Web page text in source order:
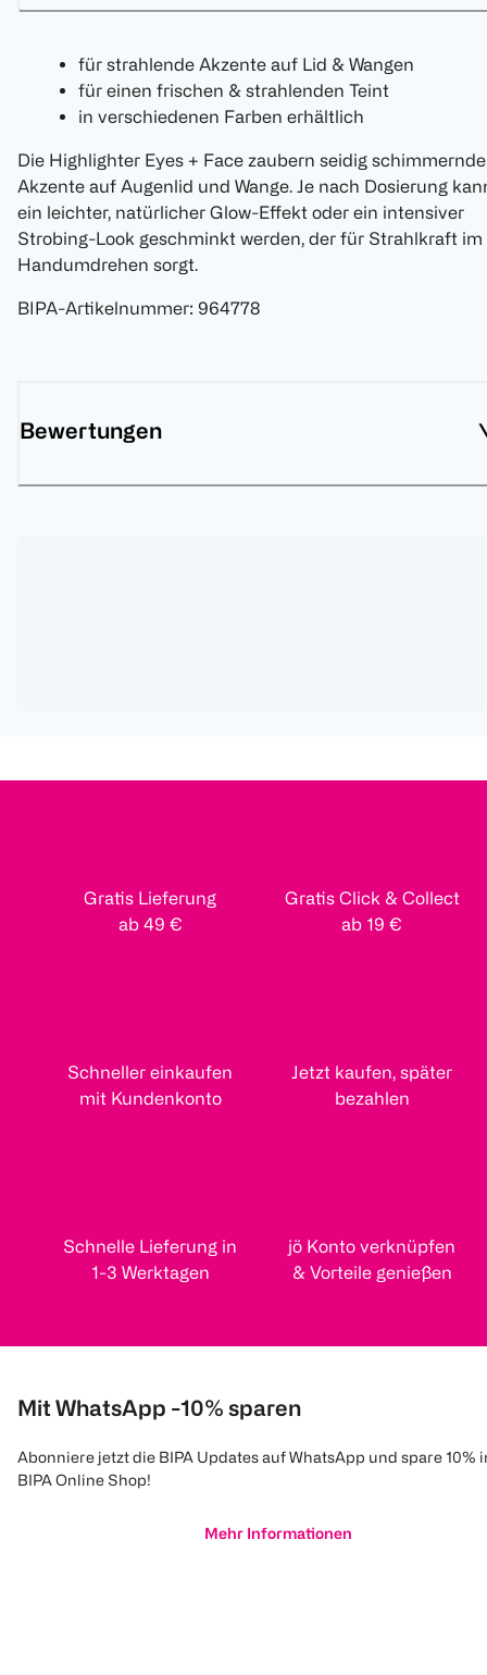
für strahlende Akzente auf Lid & Wangen
für einen frischen & strahlenden Teint
in verschiedenen Farben erhältlich
Die Highlighter Eyes + Face zaubern seidig schimmernde
Akzente auf Augenlid und Wange. Je nach Dosierung
ein leichter, natürlicher Glow-Effekt oder ein intensiver
Strobing-Look geschminkt werden, der für Strahlkraft im
Handumdrehen sorgt.
BIPA-Artikelnummer: 964778
Bewertungen
Gratis Lieferung
ab 49 €
Gratis Click & Collect
ab 19 €
Schneller einkaufen
mit Kundenkonto
Jetzt kaufen, später
bezahlen
Schnelle Lieferung in
1-3 Werktagen
jö Konto verknüpfen
& Vorteile genießen
Mit WhatsApp -10% sparen
Abonniere jetzt die BIPA Updates auf WhatsApp und spare 10%
BIPA Online Shop!
Mehr Informationen